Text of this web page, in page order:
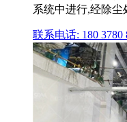
系统中进行,经除
联系电话: 180 3780